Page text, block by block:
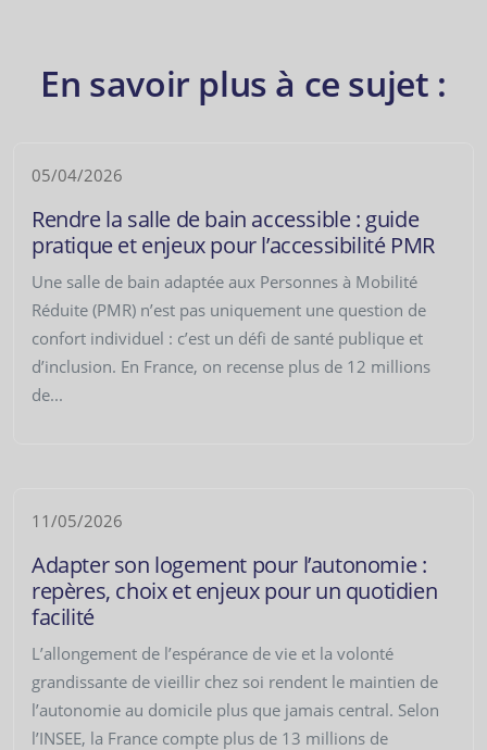
En savoir plus à ce sujet :
05/04/2026
Rendre la salle de bain accessible : guide
pratique et enjeux pour l’accessibilité PMR
Une salle de bain adaptée aux Personnes à Mobilité
Réduite (PMR) n’est pas uniquement une question de
confort individuel : c’est un défi de santé publique et
d’inclusion. En France, on recense plus de 12 millions
de...
11/05/2026
Adapter son logement pour l’autonomie :
repères, choix et enjeux pour un quotidien
facilité
L’allongement de l’espérance de vie et la volonté
grandissante de vieillir chez soi rendent le maintien de
l’autonomie au domicile plus que jamais central. Selon
l’INSEE, la France compte plus de 13 millions de